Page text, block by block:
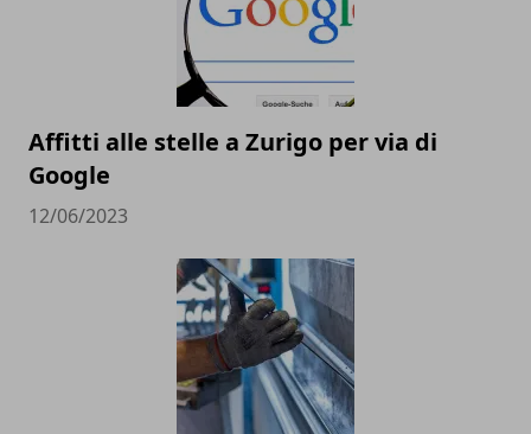
Affitti alle stelle a Zurigo per via di
Google
12/06/2023